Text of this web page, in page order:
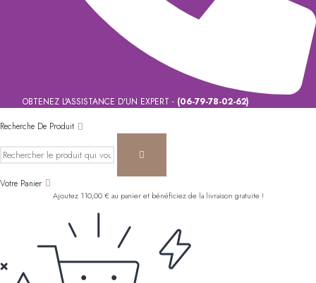
OBTENEZ L'ASSISTANCE D'UN EXPERT - (06-79-78-02-62)
Recherche De Produit
Votre Panier
Ajoutez 110,00€ au panier et bénéficiez de la livraison gratuite !